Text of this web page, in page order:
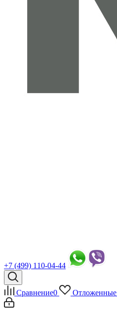
+7 (499) 110-04-44
Сравнение0 Отложенные